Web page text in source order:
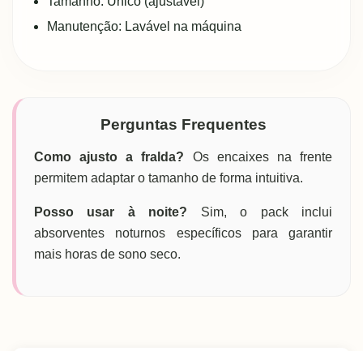
Manutenção: Lavável na máquina
Perguntas Frequentes
Como ajusto a fralda? Os encaixes na frente
permitem adaptar o tamanho de forma intuitiva.
Posso usar à noite? Sim, o pack inclui
absorventes noturnos específicos para garantir
mais horas de sono seco.